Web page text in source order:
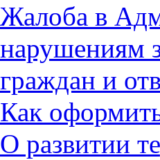
Жалоба в
нарушениям
граждан и
Как
О развитии